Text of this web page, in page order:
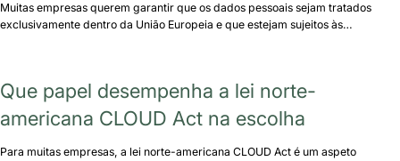
Muitas empresas querem garantir que os dados pessoais sejam tratados
exclusivamente dentro da União Europeia e que estejam sujeitos às…
Que papel desempenha a lei norte-
americana CLOUD Act na escolha
Para muitas empresas, a lei norte-americana CLOUD Act é um aspeto